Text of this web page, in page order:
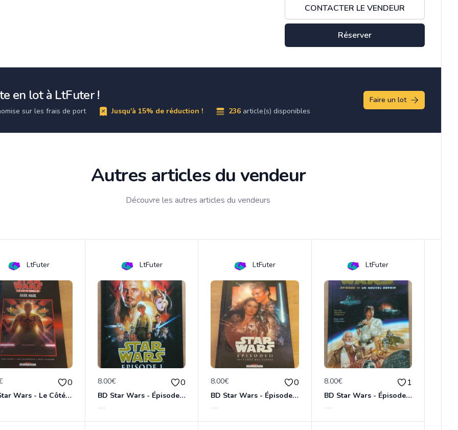
CONTACTER LE VENDEUR
Réserver
en lot à LtFuter !
sur les frais de port Jusqu'à 15% de réduction ! 236 article(s) disponibles
Faire un lot
Autres articles du vendeur
Découvre les autres articles du vendeurs
LtFuter
0
BD Star Wars - Le Côté obscur T02 - Dark Maul
LtFuter
8.00€ 0
BD Star Wars - Épisode 1 : la menace fantôme
LtFuter
8.00€ 0
BD Star Wars - Épisode 2 : l'attaque des clones
LtFuter
8.00€ 1
BD Star Wars - Épisode 4 : Un nouvel espoir